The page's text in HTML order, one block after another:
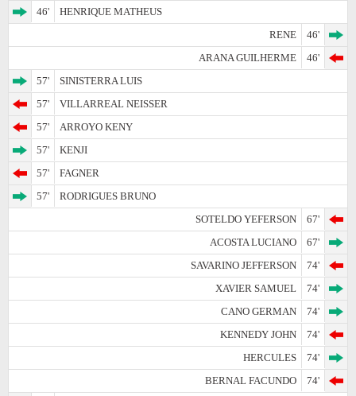
46'
HENRIQUE MATHEUS
RENE
46'
ARANA GUILHERME
46'
57'
SINISTERRA LUIS
57'
VILLARREAL NEISSER
57'
ARROYO KENY
57'
KENJI
57'
FAGNER
57'
RODRIGUES BRUNO
SOTELDO YEFERSON
67'
ACOSTA LUCIANO
67'
SAVARINO JEFFERSON
74'
XAVIER SAMUEL
74'
CANO GERMAN
74'
KENNEDY JOHN
74'
HERCULES
74'
BERNAL FACUNDO
74'